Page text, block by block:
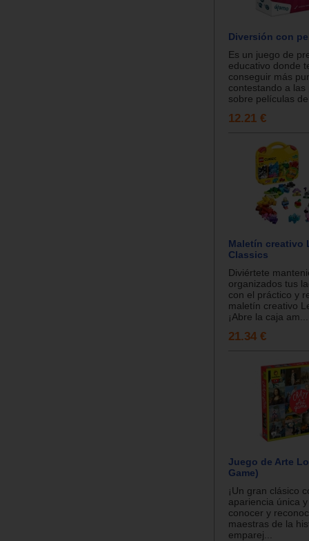
Diversión con
Es un juego de
educativo donde
conseguir más
contestando a las
sobre películas
12.21 €
Maletín creativo
Classics
Diviértete
organizados tus
con el práctico y
maletín creativo
¡Abre la caja am...
21.34 €
Juego de Arte
Game)
¡Un gran clásico
apariencia única
conocer y
maestras de la
emparej...